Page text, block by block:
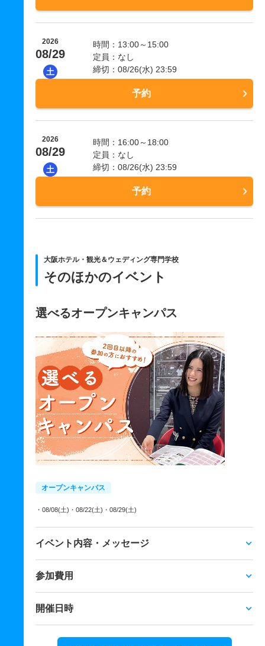
2026
08/29
土
時間：13:00～15:00
定員：なし
締切：08/26(水) 23:59
予約
2026
08/29
土
時間：16:00～18:00
定員：なし
締切：08/26(水) 23:59
予約
大阪ホテル・観光＆ウェディング専門学校
そのほかのイベント
選べるオープンキャンパス
オープンキャンパス
・08/08(土) ・08/22(土) ・08/29(土)
イベント内容・メッセージ
参加費用
開催日時